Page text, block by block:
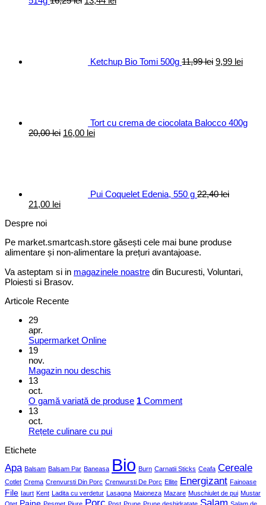
Ketchup Bio Tomi 500g 11,99lei 9,99 lei
Tort cu crema de ciocolata Balocco 400g
20,00lei Prețul
16,00 leiPrețul
Pui Coquelet Edenia, 550 g 22,40lei
Prețul
a
22,40 lei.
21,00 leiPrețul
Despre noi
Pe market.smartcash.store găsești cele mai bune produse
alimentare și non-alimentare la prețuri avantajoase.
Va asteptam si in magazinele noastre din Bucuresti, Voluntari,
Ploiesti si Brasov.
Articole Recente
29
apr.
Supermarket Online
19
nov.
Magazin nou deschis
13
oct.
O gamă variată de produse 1 Comment
13
oct.
Rețete culinare cu pui
Etichete
Apa Balsam Balsam Par Baneasa Bio Burn Carnatii Sticks Ceafa Cereale
Cotlet Crema Crenvursti Din Porc Crenwursti De Porc Ellite Energizant Fainoase
File Iaurt Kent Ladita cu verdetur Lasagna Maioneza Mazare Muschiulet de pui Mustar